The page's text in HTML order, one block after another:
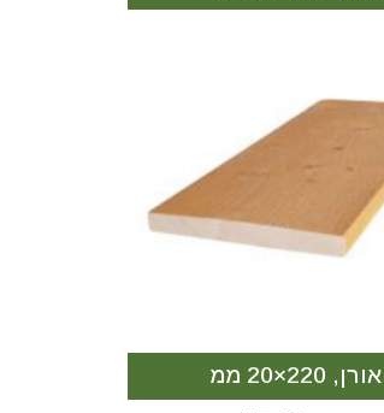
אורן, 220×20 ממ